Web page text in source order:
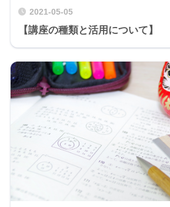
2021-05-05
【講座の種類と活用について】